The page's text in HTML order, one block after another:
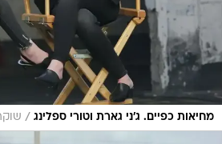
מחיאות כפיים. ג'ני גארת וטורי ספלינג /